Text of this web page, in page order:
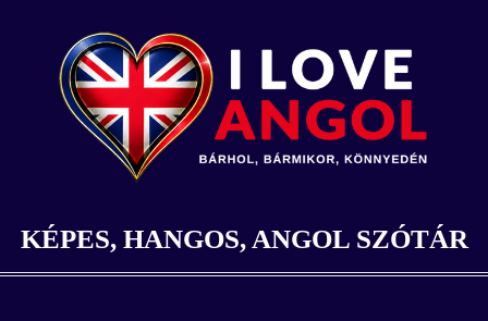
KÉPES, HANGOS, ANGOL SZÓTÁR